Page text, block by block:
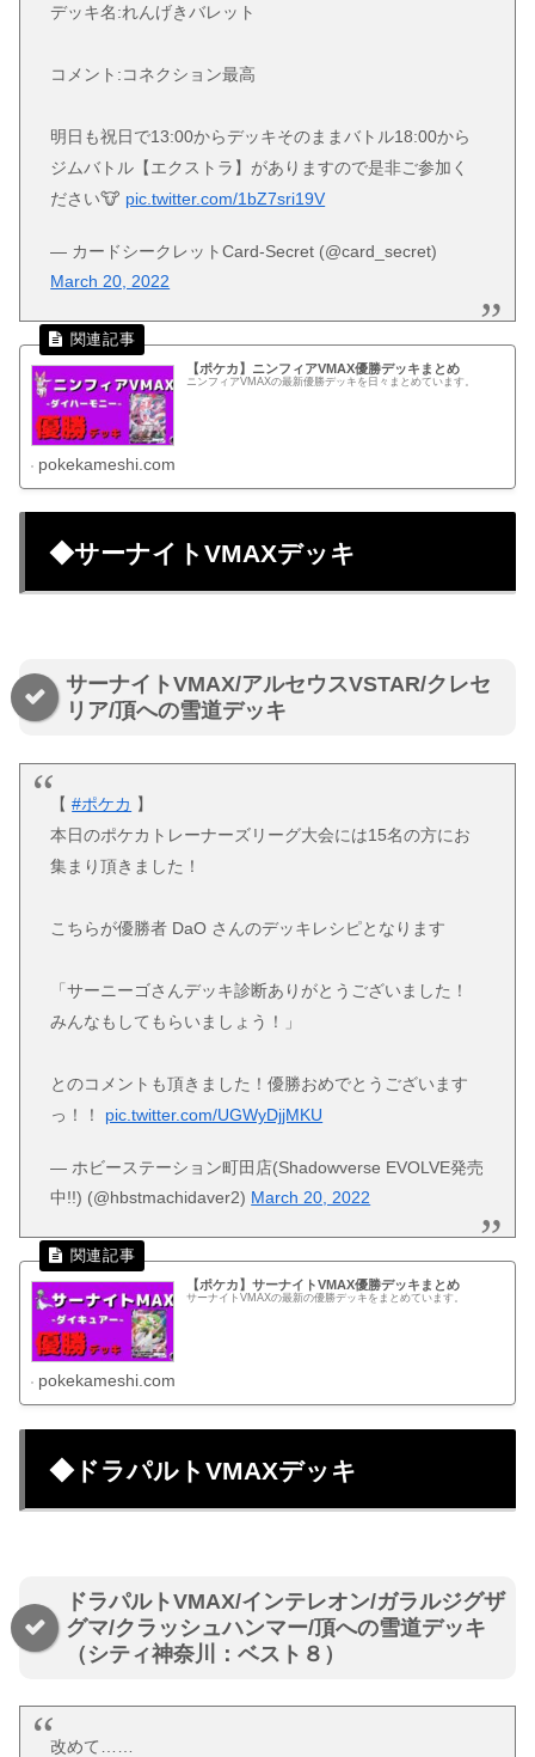
デッキ名:れんげきバレット
コメント:コネクション最高
明日も祝日で13:00からデッキそのままバトル18:00から
ジムバトル【エクストラ】がありますので是非ご参加く
ださい🐮 pic.twitter.com/1bZ7sri19V
— カードシークレットCard-Secret (@card_secret)
March 20, 2022
【ポケカ】ニンフィアVMAX優勝デッキまとめ
ニンフィアVMAXの最新優勝デッキを日々まとめています。
pokekameshi.com
◆サーナイトVMAXデッキ
サーナイトVMAX/アルセウスVSTAR/クレセ
リア/頂への雪道デッキ
【#ポケカ 】
本日のポケカトレーナーズリーグ大会には15名の方にお
集まり頂きました！
こちらが優勝者 DaO さんのデッキレシピとなります
「サーニーゴさんデッキ診断ありがとうございました！
みんなもしてもらいましょう！」
とのコメントも頂きました！優勝おめでとうございます
っ！！ pic.twitter.com/UGWyDjjMKU
— ホビーステーション町田店(Shadowverse EVOLVE発売
中!!) (@hbstmachidaver2) March 20, 2022
【ポケカ】サーナイトVMAX優勝デッキまとめ
サーナイトVMAXの最新の優勝デッキをまとめています。
pokekameshi.com
◆ドラパルトVMAXデッキ
ドラパルトVMAX/インテレオン/ガラルジグザ
グマ/クラッシュハンマー/頂への雪道デッキ
（シティ神奈川：ベスト８）
改めて……